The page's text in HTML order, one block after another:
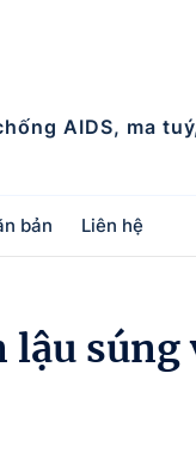
AIDS, ma
bản Liên hệ
súng